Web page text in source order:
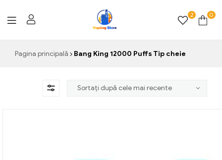
2 0
Pagina principală Bang King 12000 Puffs Tip cheie